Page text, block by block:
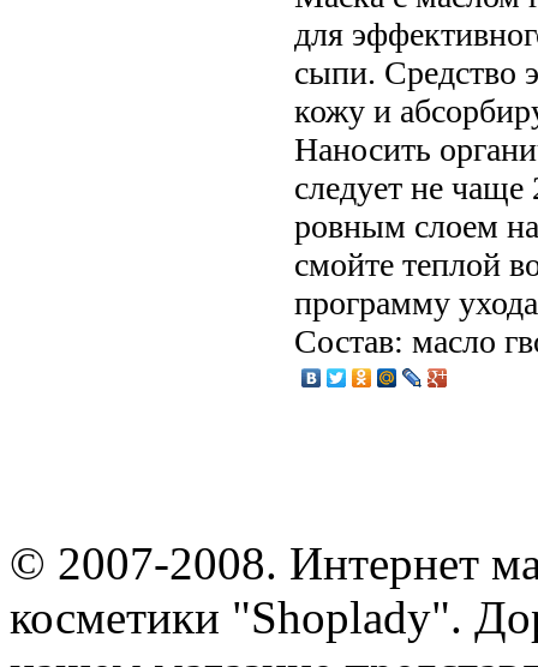
для
сыпи. Средство
кожу и
Наносить
следует не чаще
ровным слоем на
смойте теплой
программу
Состав: масло
© 2007-2008. Интернет
косметики "Shoplady".